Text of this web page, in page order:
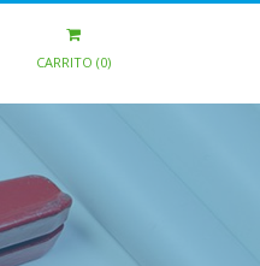
CARRITO (0)